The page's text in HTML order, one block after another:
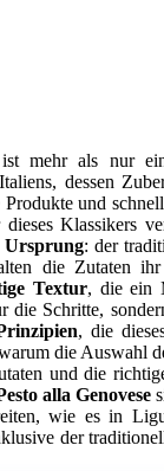
ist mehr als nur
dessen
und
Klassikers
Ursprung: der
die Zutaten
Textur, die ein
die Schritte,
, die
die Auswahl
und die
alla Genovese
wie es in
der